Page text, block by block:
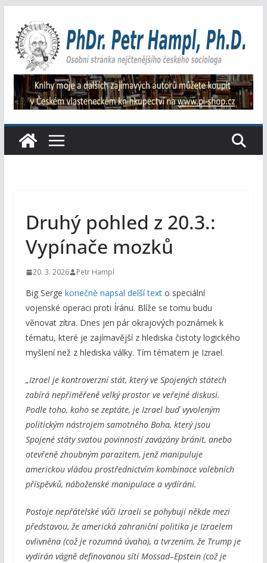
obsah
Druhý pohled z 20.3.:
Vypínače mozků
20. 3. 2026 Petr Hampl
Big Serge konečně napsal delší text o speciální
vojenské operaci proti Íránu. Blíže se tomu budu
věnovat zítra. Dnes jen pár okrajových poznámek k
tématu, které je zajímavější z hlediska čistoty logického
myšlení než z hlediska války. Tím tématem je Izrael.
„Izrael je kontroverzní stát, který ve Spojených státech
zabírá nepřiměřeně velký prostor ve veřejné diskusi.
Podle toho, koho se zeptáte, je Izrael buď vyvoleným
politickým nástrojem samotného Boha, který jsou
Spojené státy svatou povinností zavázány bránit, anebo
otevřeně zhoubným parazitem, jenž manipuluje
americkou vládou prostřednictvím kombinace volebních
příspěvků, náboženské manipulace a vydírání.
Postoje nepřátelské vůči Izraeli se pohybují někde mezi
představou, že americká zahraniční politika je Izraelem
ovlivněna (což je rozumná úvaha), a tvrzením, že Trump je
vydírán vágně definovanou sítí Mossad–Epstein (což je